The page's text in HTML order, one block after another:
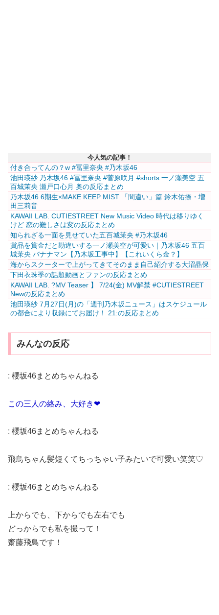
今人気の記事！
付き合ってんの？w #冨里奈央 #乃木坂46
池田瑛紗 乃木坂46 #冨里奈央 #菅原咲月 #shorts 一ノ瀬美空 五
百城茉央 瀬戸口心月 奥の反応まとめ
乃木坂46 6期生×MAKE KEEP MIST 「間違い」篇 鈴木佑捺・増
田三莉音
KAWAII LAB. CUTIESTREET New Music Video 時代は移りゆく
けど 恋の難しさは変の反応まとめ
知られざる一面を見せていた五百城茉央 #乃木坂46
賞品を賞金だと勘違いする一ノ瀬美空が可愛い｜乃木坂46 五百
城茉央 バナナマン【乃木坂工事中】【これいくら金？】
海からスクーターで上がってきてそのまま自己紹介する大沼晶保
下田衣珠季の話題動画とファンの反応まとめ
KAWAII LAB. ?MV Teaser️‍ 】 7/24(金) MV解禁 #CUTIESTREET
Newの反応まとめ
池田瑛紗 7月27日(月)の「週刊乃木坂ニュース」はスケジュール
の都合により収録にてお届け！ 21:の反応まとめ
みんなの反応
: 櫻坂46まとめちゃんねる
この三人の絡み、大好き❤
: 櫻坂46まとめちゃんねる
飛鳥ちゃん髪短くてちっちゃい子みたいで可愛い笑笑♡
: 櫻坂46まとめちゃんねる
上からでも、下からでも左右でも
どっからでも私を撮って！
齋藤飛鳥です！